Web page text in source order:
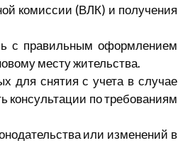
комиссии (ВЛК) и получения
с правильным оформлением
месту жительства.
для снятия с учета в случае
консультации по требованиям
или изменений в